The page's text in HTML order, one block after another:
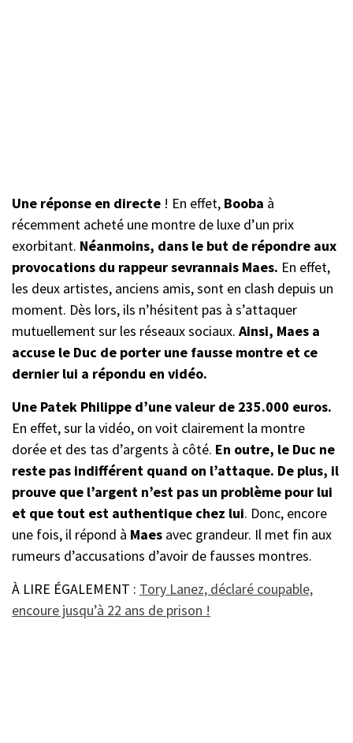
Une réponse en directe ! En effet, Booba à
récemment acheté une montre de luxe d’un prix
exorbitant. Néanmoins, dans le but de répondre aux
provocations du rappeur sevrannais Maes. En effet,
les deux artistes, anciens amis, sont en clash depuis un
moment. Dès lors, ils n’hésitent pas à s’attaquer
mutuellement sur les réseaux sociaux. Ainsi, Maes a
accuse le Duc de porter une fausse montre et ce
dernier lui a répondu en vidéo.
Une Patek Philippe d’une valeur de 235.000 euros.
En effet, sur la vidéo, on voit clairement la montre
dorée et des tas d’argents à côté. En outre, le Duc ne
reste pas indifférent quand on l’attaque. De plus, il
prouve que l’argent n’est pas un problème pour lui
et que tout est authentique chez lui. Donc, encore
une fois, il répond à Maes avec grandeur. Il met fin aux
rumeurs d’accusations d’avoir de fausses montres.
À LIRE ÉGALEMENT : Tory Lanez, déclaré coupable,
encoure jusqu’à 22 ans de prison !